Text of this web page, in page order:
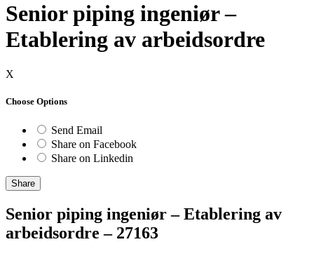
Senior piping ingeniør –
Etablering av arbeidsordre
X
Choose Options
Send Email
Share on Facebook
Share on Linkedin
Share
Senior piping ingeniør – Etablering av
arbeidsordre – 27163